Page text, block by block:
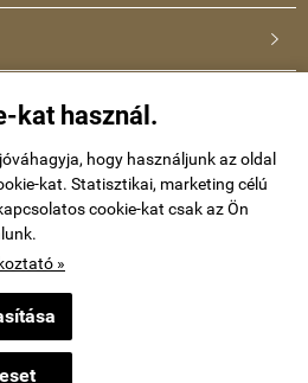
kat használ.
hogy használjunk az oldal
kat. Statisztikai, marketing célú
cookie-kat csak az Ön
»
